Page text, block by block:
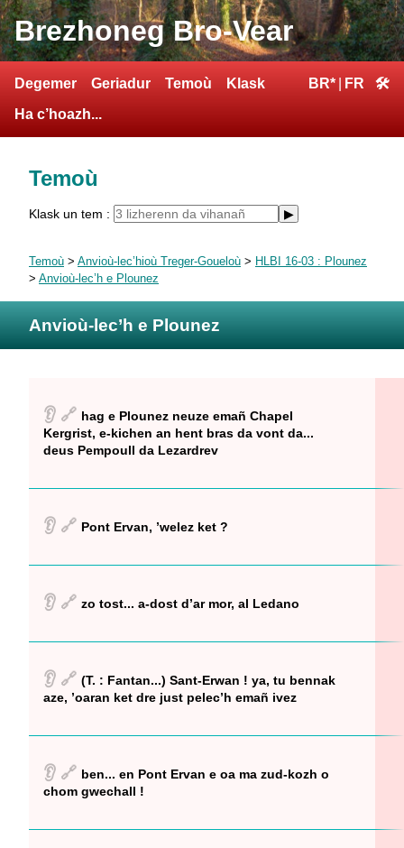
Brezhoneg Bro-Vear
Degemer Geriadur Temoù
Klask
Ha c’hoazh...
BR* FR 🛠
Temoù
Klask un tem :
Temoù > Anvioù-lec’hioù Treger-Goueloù > HLBI 16-03 : Plounez
> Anvioù-lec’h e Plounez
Anvioù-lec’h e Plounez
👂 🔗 hag e Plounez neuze emañ Chapel
Kergrist, e-kichen an hent bras da vont da...
deus Pempoull da Lezardrev
👂 🔗 Pont Ervan, ’welez ket ?
👂 🔗 zo tost... a-dost d’ar mor, al Ledano
👂 🔗 (T. : Fantan...) Sant-Erwan ! ya, tu bennak
aze, ’oaran ket dre just pelec’h emañ ivez
👂 🔗 ben... en Pont Ervan e oa ma zud-kozh o
chom gwechall !